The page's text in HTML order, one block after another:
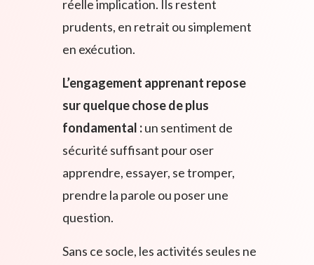
réelle implication. Ils restent
prudents, en retrait ou simplement
en exécution.
L’engagement apprenant repose
sur quelque chose de plus
fondamental :un sentiment de
sécurité suffisant pour oser
apprendre, essayer, se tromper,
prendre la parole ou poser une
question.
Sans ce socle, les activités seules ne